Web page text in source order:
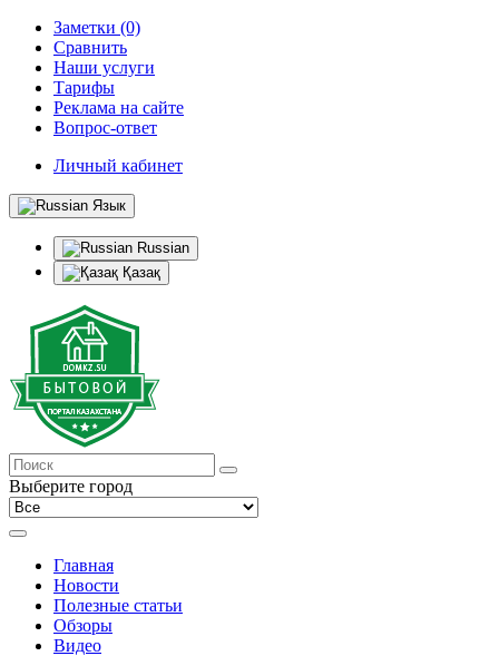
Заметки (0)
Сравнить
Наши услуги
Тарифы
Реклама на сайте
Вопрос-ответ
Личный кабинет
Язык
Russian
Қазақ
Выберите город
Главная
Новости
Полезные статьи
Обзоры
Видео